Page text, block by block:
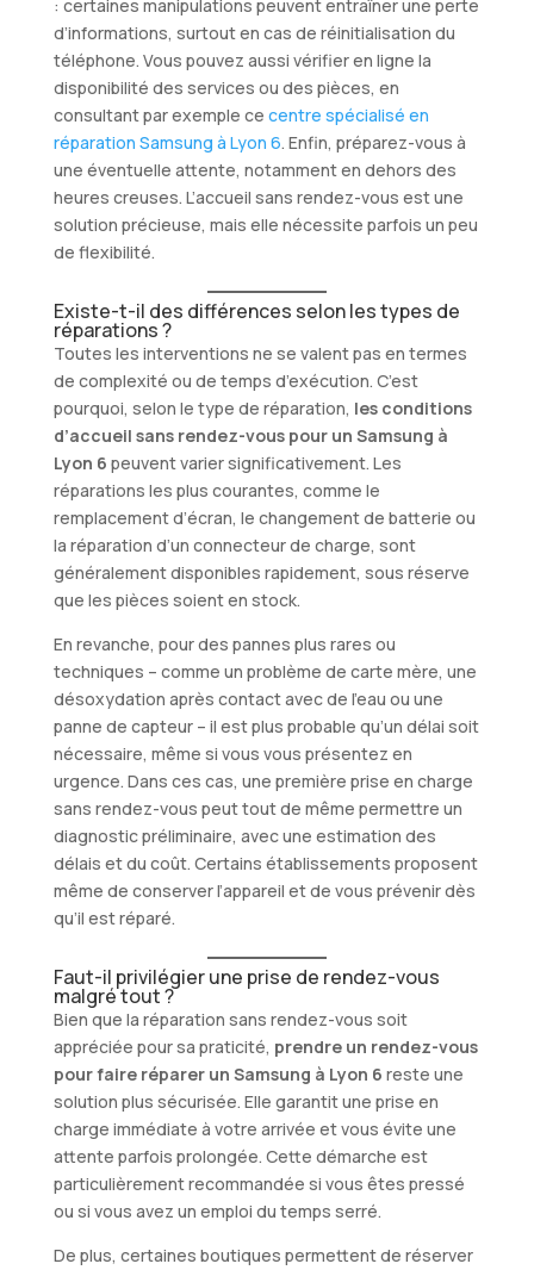
: certaines manipulations peuvent entraîner une perte
d’informations, surtout en cas de réinitialisation du
téléphone. Vous pouvez aussi vérifier en ligne la
disponibilité des services ou des pièces, en
consultant par exemple ce centre spécialisé en
réparation Samsung à Lyon 6. Enfin, préparez-vous à
une éventuelle attente, notamment en dehors des
heures creuses. L’accueil sans rendez-vous est une
solution précieuse, mais elle nécessite parfois un peu
de flexibilité.
Existe-t-il des différences selon les types de
réparations ?
Toutes les interventions ne se valent pas en termes
de complexité ou de temps d’exécution. C’est
pourquoi, selon le type de réparation, les conditions
d’accueil sans rendez-vous pour un Samsung à
Lyon 6 peuvent varier significativement. Les
réparations les plus courantes, comme le
remplacement d’écran, le changement de batterie ou
la réparation d’un connecteur de charge, sont
généralement disponibles rapidement, sous réserve
que les pièces soient en stock.
En revanche, pour des pannes plus rares ou
techniques – comme un problème de carte mère, une
désoxydation après contact avec de l’eau ou une
panne de capteur – il est plus probable qu’un délai soit
nécessaire, même si vous vous présentez en
urgence. Dans ces cas, une première prise en charge
sans rendez-vous peut tout de même permettre un
diagnostic préliminaire, avec une estimation des
délais et du coût. Certains établissements proposent
même de conserver l’appareil et de vous prévenir dès
qu’il est réparé.
Faut-il privilégier une prise de rendez-vous
malgré tout ?
Bien que la réparation sans rendez-vous soit
appréciée pour sa praticité, prendre un rendez-vous
pour faire réparer un Samsung à Lyon 6 reste une
solution plus sécurisée. Elle garantit une prise en
charge immédiate à votre arrivée et vous évite une
attente parfois prolongée. Cette démarche est
particulièrement recommandée si vous êtes pressé
ou si vous avez un emploi du temps serré.
De plus, certaines boutiques permettent de réserver